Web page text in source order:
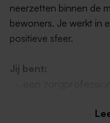
neerzetten binnen de
bewoners. Je werkt in
positieve sfeer.
Jij bent:
MMZ niveau 4 of